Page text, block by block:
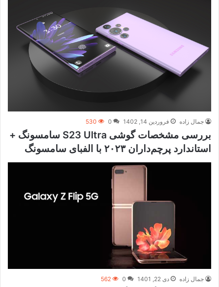
جمال زاده فروردین 14, 1402 0
530
بررسی مشخصات گوشی S23 Ultra سامسونگ +
استاندارد پرچم‌داران ۲۰۲۳ با الفبای سامسونگ
جمال زاده دی 22, 1401 0
562